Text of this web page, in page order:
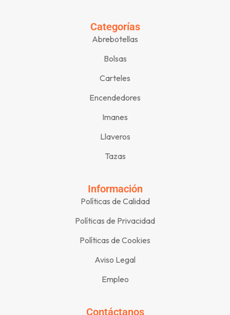
Categorías
Abrebotellas
Bolsas
Carteles
Encendedores
Imanes
Llaveros
Tazas
Información
Políticas de Calidad
Políticas de Privacidad
Políticas de Cookies
Aviso Legal
Empleo
Contáctanos